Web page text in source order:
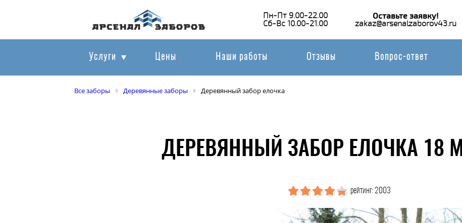
Пн-Пт 9.00-22.00
Сб-Вс 10.00-21.00
Оставьте заявку!
zakaz@arsenalzaborov43.ru
Услуги Цены Наши работы Отзывы Вопрос-ответ
Все заборы Деревянные заборы Деревянный забор елочка
ДЕРЕВЯННЫЙ ЗАБОР ЕЛОЧКА 18
рейтинг: 2003